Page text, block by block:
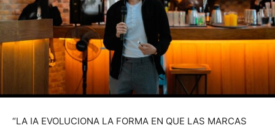
“LA IA EVOLUCIONA LA FORMA EN QUE LAS MARCAS